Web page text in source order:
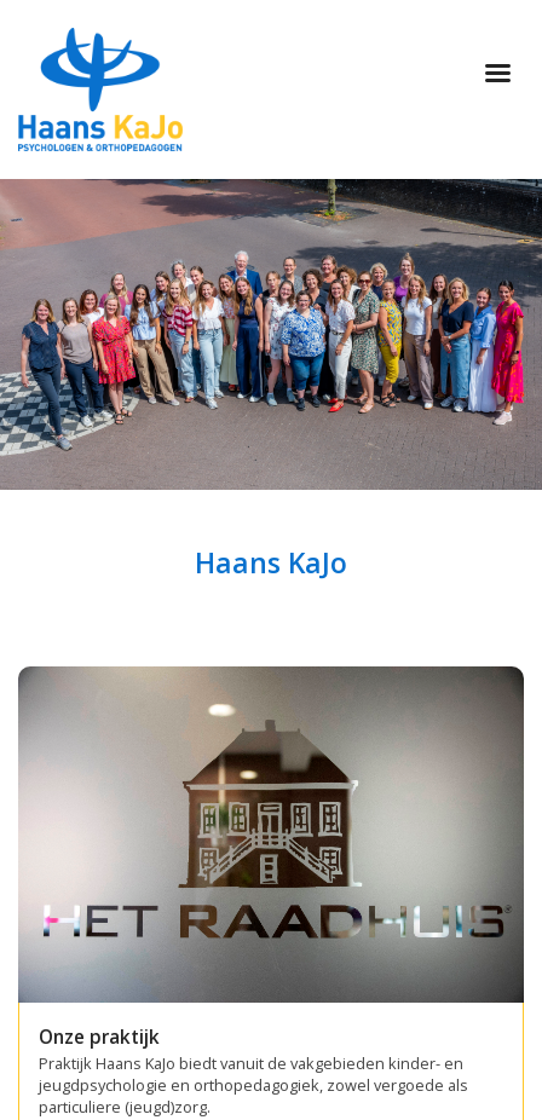
Haans KaJo
Onze praktijk
Praktijk Haans KaJo biedt vanuit de vakgebieden kinder- en
jeugdpsychologie en orthopedagogiek, zowel vergoede als
particuliere (jeugd)zorg.